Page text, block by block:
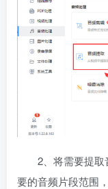
2、将需要提
要的音频片段范围